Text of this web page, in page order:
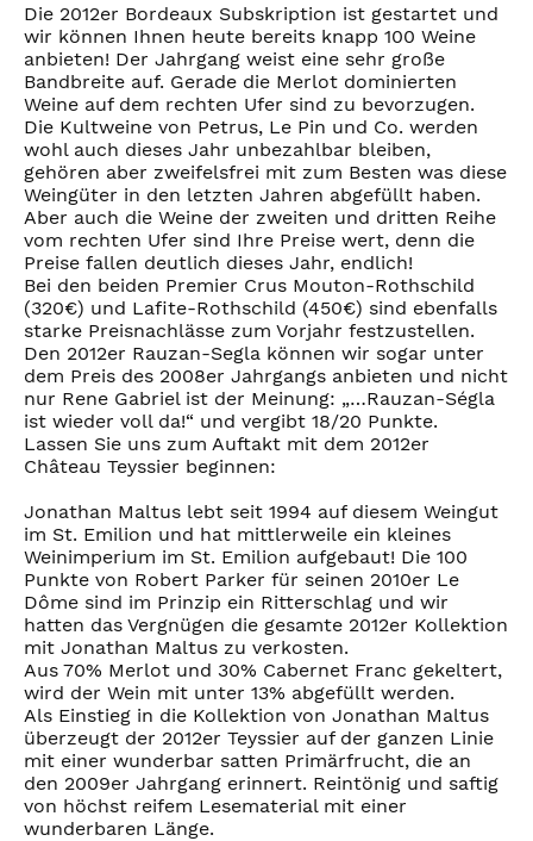
Die 2012er Bordeaux Subskription ist gestartet und
wir können Ihnen heute bereits knapp 100 Weine
anbieten! Der Jahrgang weist eine sehr große
Bandbreite auf. Gerade die Merlot dominierten
Weine auf dem rechten Ufer sind zu bevorzugen.
Die Kultweine von Petrus, Le Pin und Co. werden
wohl auch dieses Jahr unbezahlbar bleiben,
gehören aber zweifelsfrei mit zum Besten was diese
Weingüter in den letzten Jahren abgefüllt haben.
Aber auch die Weine der zweiten und dritten Reihe
vom rechten Ufer sind Ihre Preise wert, denn die
Preise fallen deutlich dieses Jahr, endlich!
Bei den beiden Premier Crus Mouton-Rothschild
(320€) und Lafite-Rothschild (450€) sind ebenfalls
starke Preisnachlässe zum Vorjahr festzustellen.
Den 2012er Rauzan-Segla können wir sogar unter
dem Preis des 2008er Jahrgangs anbieten und nicht
nur Rene Gabriel ist der Meinung: „…Rauzan-Ségla
ist wieder voll da!“ und vergibt 18/20 Punkte.
Lassen Sie uns zum Auftakt mit dem 2012er
Château Teyssier beginnen:
Jonathan Maltus lebt seit 1994 auf diesem Weingut
im St. Emilion und hat mittlerweile ein kleines
Weinimperium im St. Emilion aufgebaut! Die 100
Punkte von Robert Parker für seinen 2010er Le
Dôme sind im Prinzip ein Ritterschlag und wir
hatten das Vergnügen die gesamte 2012er Kollektion
mit Jonathan Maltus zu verkosten.
Aus 70% Merlot und 30% Cabernet Franc gekeltert,
wird der Wein mit unter 13% abgefüllt werden.
Als Einstieg in die Kollektion von Jonathan Maltus
überzeugt der 2012er Teyssier auf der ganzen Linie
mit einer wunderbar satten Primärfrucht, die an
den 2009er Jahrgang erinnert. Reintönig und saftig
von höchst reifem Lesematerial mit einer
wunderbaren Länge.